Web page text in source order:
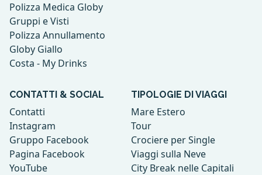
Polizza Medica Globy
Gruppi e Visti
Polizza Annullamento
Globy Giallo
Costa - My Drinks
CONTATTI & SOCIAL
Contatti
Instagram
Gruppo Facebook
Pagina Facebook
YouTube
TIPOLOGIE DI VIAGGI
Mare Estero
Tour
Crociere per Single
Viaggi sulla Neve
City Break nelle Capitali